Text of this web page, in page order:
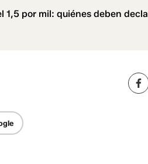
por mil: quiénes deben